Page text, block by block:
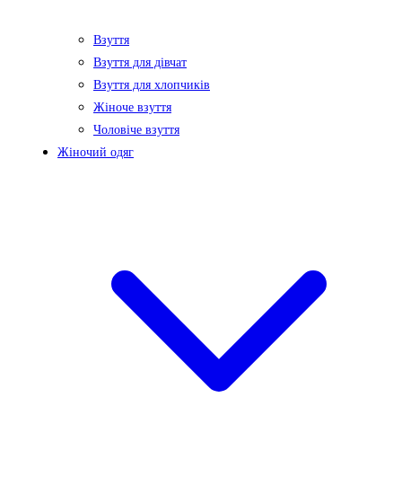
Взуття
Взуття для дівчат
Взуття для хлопчиків
Жіноче взуття
Чоловіче взуття
Жіночий одяг